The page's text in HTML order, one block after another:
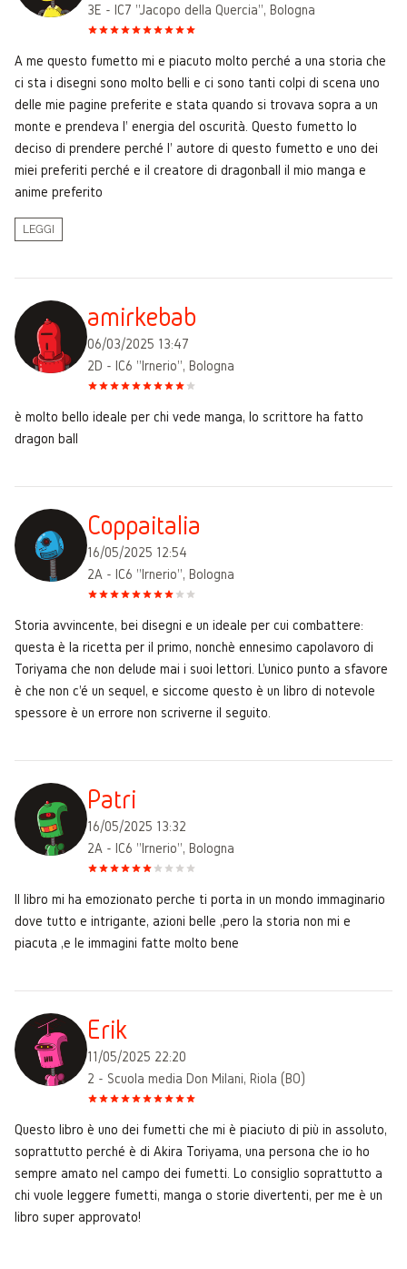
3E - IC7 "Jacopo della Quercia", Bologna
A me questo fumetto mi e piacuto molto perché a una storia che
ci sta i disegni sono molto belli e ci sono tanti colpi di scena uno
delle mie pagine preferite e stata quando si trovava sopra a un
monte e prendeva l' energia del oscurità. Questo fumetto lo
deciso di prendere perché l' autore di questo fumetto e uno dei
miei preferiti perché e il creatore di dragonball il mio manga e
anime preferito
LEGGI
amirkebab
06/03/2025 13:47
2D - IC6 "Irnerio", Bologna
è molto bello ideale per chi vede manga, lo scrittore ha fatto
dragon ball
Coppaitalia
16/05/2025 12:54
2A - IC6 "Irnerio", Bologna
Storia avvincente, bei disegni e un ideale per cui combattere:
questa è la ricetta per il primo, nonchè ennesimo capolavoro di
Toriyama che non delude mai i suoi lettori. L'unico punto a sfavore
è che non c'é un sequel, e siccome questo è un libro di notevole
spessore è un errore non scriverne il seguito.
Patri
16/05/2025 13:32
2A - IC6 "Irnerio", Bologna
Il libro mi ha emozionato perche ti porta in un mondo immaginario
dove tutto e intrigante, azioni belle ,pero la storia non mi e
piacuta ,e le immagini fatte molto bene
Erik
11/05/2025 22:20
2 - Scuola media Don Milani, Riola (BO)
Questo libro è uno dei fumetti che mi è piaciuto di più in assoluto,
soprattutto perché è di Akira Toriyama, una persona che io ho
sempre amato nel campo dei fumetti. Lo consiglio soprattutto a
chi vuole leggere fumetti, manga o storie divertenti, per me è un
libro super approvato!